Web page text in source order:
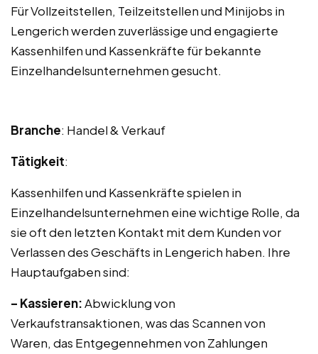
Für Vollzeitstellen, Teilzeitstellen und Minijobs in
Lengerich werden zuverlässige und engagierte
Kassenhilfen und Kassenkräfte für bekannte
Einzelhandelsunternehmen gesucht.
Branche: Handel & Verkauf
Tätigkeit:
Kassenhilfen und Kassenkräfte spielen in
Einzelhandelsunternehmen eine wichtige Rolle, da
sie oft den letzten Kontakt mit dem Kunden vor
Verlassen des Geschäfts in Lengerich haben. Ihre
Hauptaufgaben sind:
– Kassieren:Abwicklung von
Verkaufstransaktionen, was das Scannen von
Waren, das Entgegennehmen von Zahlungen